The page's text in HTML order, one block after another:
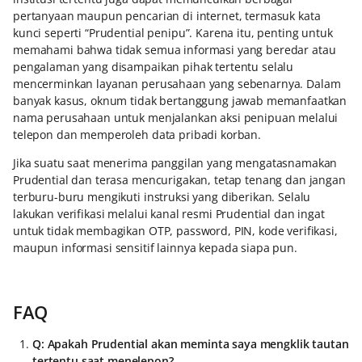
pertanyaan maupun pencarian di internet, termasuk kata
kunci seperti “Prudential penipu”. Karena itu, penting untuk
memahami bahwa tidak semua informasi yang beredar atau
pengalaman yang disampaikan pihak tertentu selalu
mencerminkan layanan perusahaan yang sebenarnya. Dalam
banyak kasus, oknum tidak bertanggung jawab memanfaatkan
nama perusahaan untuk menjalankan aksi penipuan melalui
telepon dan memperoleh data pribadi korban.
Jika suatu saat menerima panggilan yang mengatasnamakan
Prudential dan terasa mencurigakan, tetap tenang dan jangan
terburu-buru mengikuti instruksi yang diberikan. Selalu
lakukan verifikasi melalui kanal resmi Prudential dan ingat
untuk tidak membagikan OTP, password, PIN, kode verifikasi,
maupun informasi sensitif lainnya kepada siapa pun.
FAQ
Q: Apakah Prudential akan meminta saya mengklik tautan